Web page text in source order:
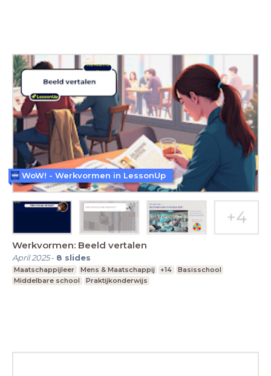
Werkvormen: Beeld vertalen
April 2025- 8 slides
Maatschappijleer Mens & Maatschappij +14
Basisschool
Middelbare school
Praktijkonderwijs
WoW! - Werkvormen in LessonUp